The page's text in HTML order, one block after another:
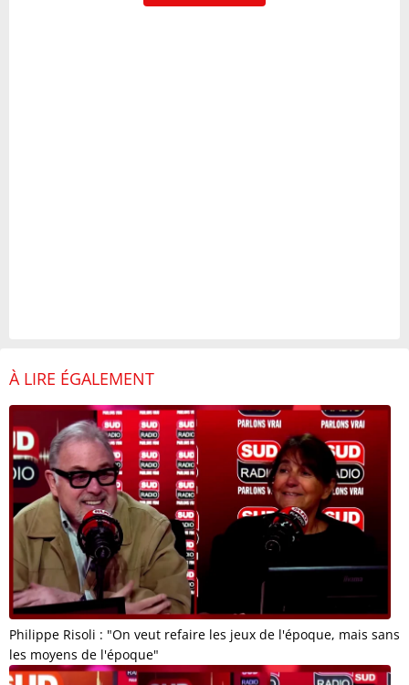
À LIRE ÉGALEMENT
Philippe Risoli : "On veut refaire les jeux de l'époque, mais sans
les moyens de l'époque"